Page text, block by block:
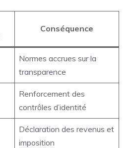
Conséquence
Normes accrues sur la
transparence
Renforcement des
contrôles d’identité
Déclaration des revenus et
imposition